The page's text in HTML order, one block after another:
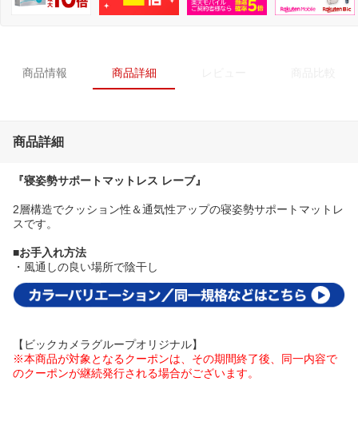
商品情報 商品詳細
商品詳細
『寝姿勢サポートマットレス レーブ』
2層構造でクッション性＆通気性アップの寝姿勢サポートマットレ
スです。
■お手入れ方法
・風通しの良い場所で陰干し
【ビックカメラグループオリジナル】
※本商品が対象となるクーポンは、その期間終了後、同一内容で
のクーポンが継続発行される場合がございます。